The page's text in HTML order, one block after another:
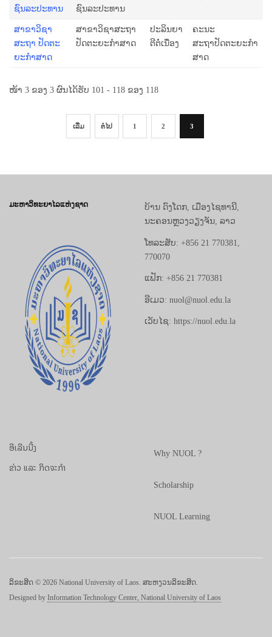
ຊົນລະປະທານ
ຊົນລະປະທານ
ສາຂາວິຊາ
ສະຖາ ປັດຕະ
ຍະກຳສາດ
ສາຂາວິຊາສະຖາ
ປັດຕະຍະກຳສາດ
ປະລິນຍາ
ຕີຕໍ່ເນື່ອງ
ຄະນະ
ສະຖາປັດຕະຍະກຳ
ສາດ
ໜ້າ 3 ຂອງ 3 ຜົນໄດ້ຮັບ 101 - 118 ຂອງ 118
ເລີ່ມ ຕໍ່ໄປ 1 2 3
ມະຫາວິທະຍາໄລແຫ່ງຊາດ
ບ້ານ ດົງໂດກ, ເມືອງໄຊທານີ,
ນະຄອນຫຼວງວຽງຈັນ, ລາວ
ໂທລະສັບ: +856 21 770381,
770070
ແຟັກ: +856 21 770381
ອີເມວ: nuol@nuol.edu.la
ເວັບໄຊ: https://nuol.edu.la
ອີເລີນນີ້ງ
ຂ່າວ ແລະ ກິດຈະກຳ
Why NUOL ?
Scholarship
NUOL Learning
ລິຂະສິດ © 2026 National University of Laos. ສະຫງວນລິຂະສິດ.
Designed by Information Technology Center, National University of Laos